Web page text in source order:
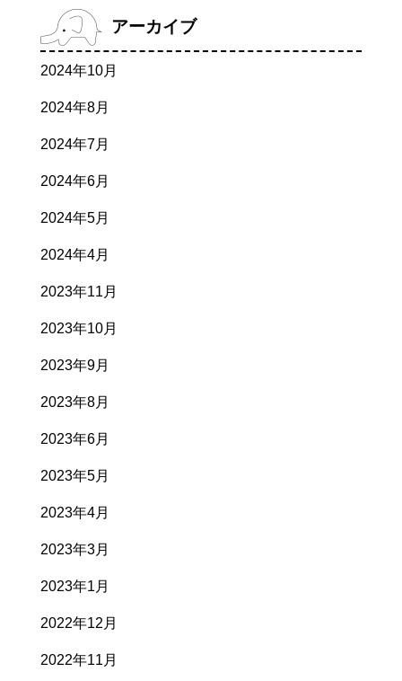
アーカイブ
2024年10月
2024年8月
2024年7月
2024年6月
2024年5月
2024年4月
2023年11月
2023年10月
2023年9月
2023年8月
2023年6月
2023年5月
2023年4月
2023年3月
2023年1月
2022年12月
2022年11月